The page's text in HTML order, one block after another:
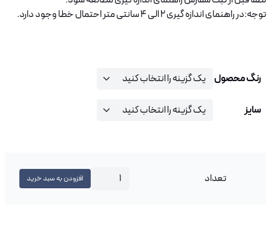
توجه:در راهنمای اندازه گیری 2 الی 4 سانتی متر احتمال خطا وجود دارد.
رنگ محصول
سایز
تعداد افزودن به سبد خرید